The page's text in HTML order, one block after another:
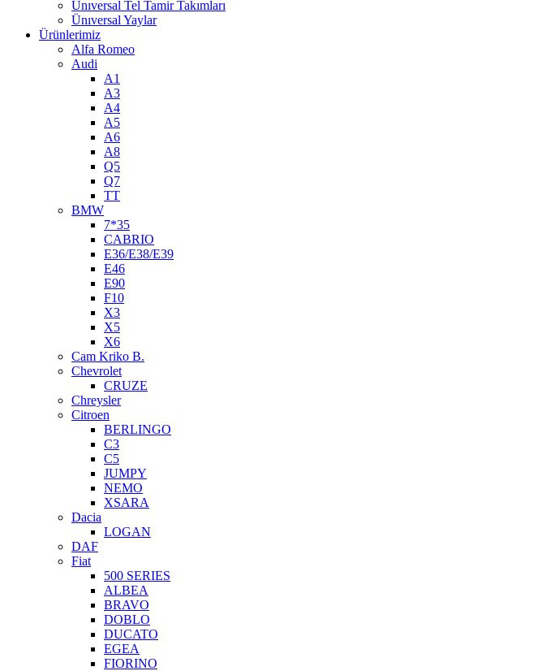
Ünıversal Tel Tamir Takımları
Ünıversal Yaylar
Ürünlerimiz
Alfa Romeo
Audi
A1
A3
A4
A5
A6
A8
Q5
Q7
TT
BMW
7*35
CABRIO
E36/E38/E39
E46
E90
F10
X3
X5
X6
Cam Kriko B.
Chevrolet
CRUZE
Chreysler
Citroen
BERLINGO
C3
C5
JUMPY
NEMO
XSARA
Dacia
LOGAN
DAF
Fiat
500 SERIES
ALBEA
BRAVO
DOBLO
DUCATO
EGEA
FIORINO